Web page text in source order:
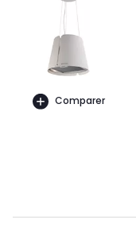
Comparer